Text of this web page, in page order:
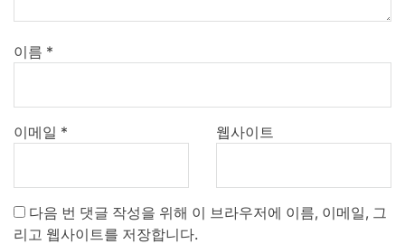
이름 *
이메일 * 웹사이트
다음 번 댓글 작성을 위해 이 브라우저에 이름, 이메일, 그
리고 웹사이트를 저장합니다.